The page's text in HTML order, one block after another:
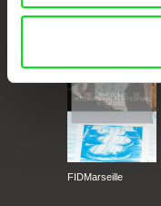
CPH:DOX Doclisboa
FIDMarseille